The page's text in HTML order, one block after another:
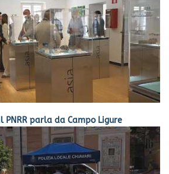
PNRR parla da Campo Ligure